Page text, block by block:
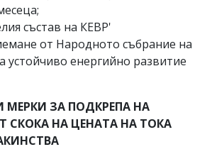
състав на КЕВР'
от Народното събрание на
устойчиво енергийно развитие
ЗА ПОДКРЕПА НА
СКОКА НА ЦЕНАТА НА ТОКА